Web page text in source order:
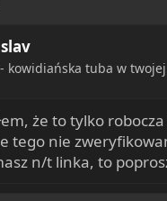
kowidiańska tuba w
że to tylko
tego nie
n/t linka, to